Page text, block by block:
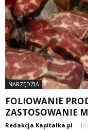
NARZĘDZIA
FOLIOWANIE
ZASTOSOWANIE
Redakcja Kapitalka.pl - 14